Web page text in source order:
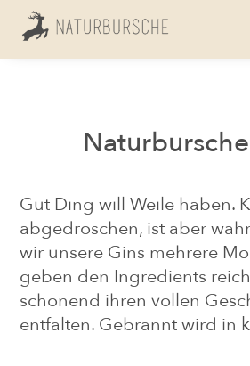
Gut Ding will Weile haben.
abgedroschen, ist aber
wir unsere Gins mehrere
geben den Ingredients
schonend ihren vollen
entfalten. Gebrannt wird in